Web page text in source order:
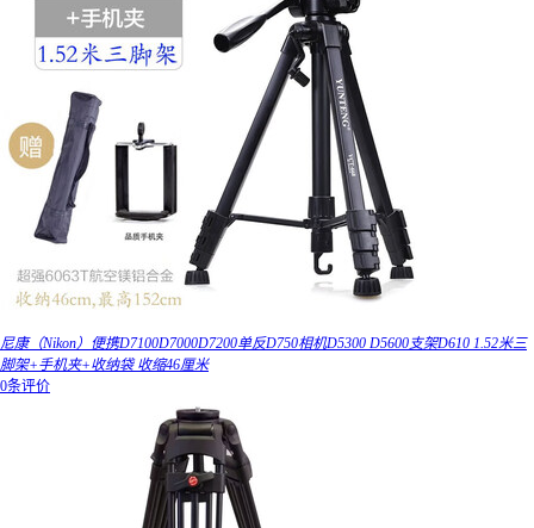
尼康（Nikon）便携D7100D7000D7200单反D750相机D5300 D5600支架D610 1.52米三
脚架+手机夹+收纳袋 收缩46厘米
0条评价